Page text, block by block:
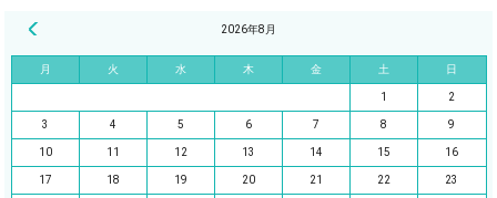
2026年8月
月 火 水 木 金 土 日
1 2
3 4 5 6 7 8 9
10 11 12 13 14 15 16
17 18 19 20 21 22 23